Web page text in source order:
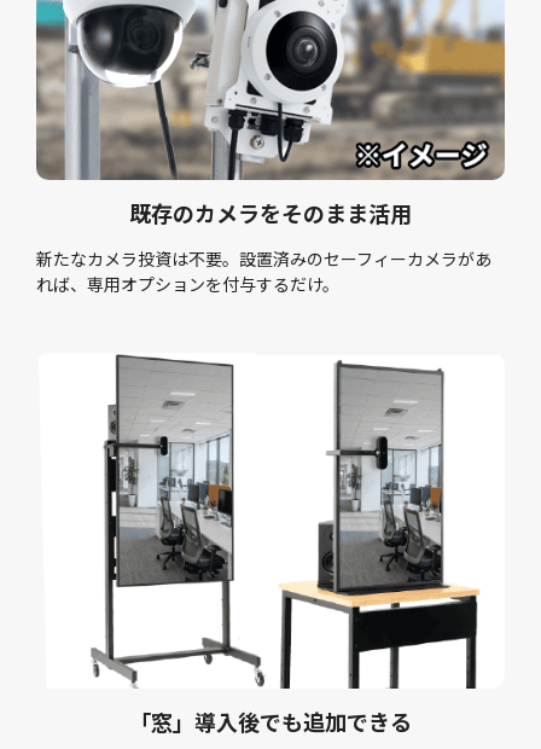
既存のカメラをそのまま活用
新たなカメラ投資は不要。設置済みのセーフィーカメラがあ
れば、専用オプションを付与するだけ。
「窓」導入後でも追加できる